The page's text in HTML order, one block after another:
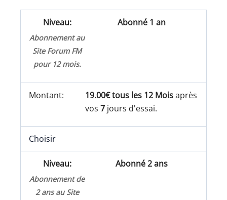
Abonné 1 an
Abonnement au
Site Forum FM
pour 12 mois.
19.00€ tous les 12 Moisaprès
vos7 jours d'essai.
Choisir
Abonné 2 ans
Abonnement de
2 ans au Site